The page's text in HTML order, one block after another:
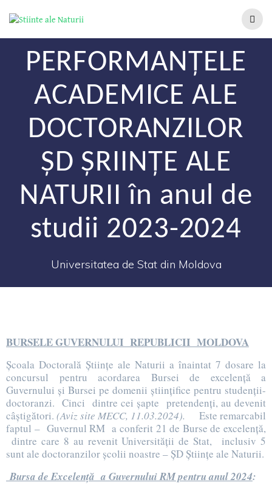
PERFORMANȚELE
ACADEMICE ALE
DOCTORANZILOR
ȘD ȘRIINȚE ALE
NATURII în anul de
studii 2023-2024
Universitatea de Stat din Moldova
BURSELE GUVERNULUI REPUBLICII MOLDOVA
Școala Doctorală Științe ale Naturii a înaintat 7 dosare la
concursul pentru acordarea Bursei de excelență a
Guvernului și Bursei pe domenii științifice pentru studenții-
doctoranzi. Cinci dintre cei șapte pretendenți, au devenit
câștigători.(Aviz site MECC, 11.03.2024).
Este remarcabil
faptul – Guvernul RM a conferit 21 de Burse de excelență,
dintre care 8 au revenit Universității de Stat, inclusiv 5
sunt ale doctoranzilor școlii noastre – ȘD Științe ale Naturii.
Bursa de Excelență a Guvernului RM pentru anul 2024: